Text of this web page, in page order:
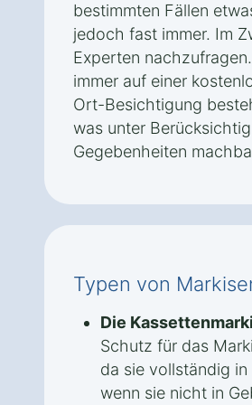
bestimmten Fällen
jedoch fast immer. Im
Experten
immer auf einer
Ort-Besichtigung
was unter
Gegebenheiten
Typen von
Die
Schutz für das
da sie vollständig
wenn sie nicht in